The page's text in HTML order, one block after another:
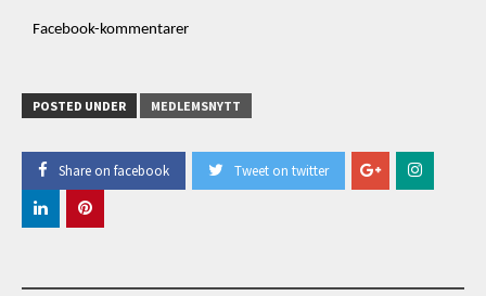
Facebook-kommentarer
POSTED UNDER MEDLEMSNYTT
Share on facebook Tweet on twitter